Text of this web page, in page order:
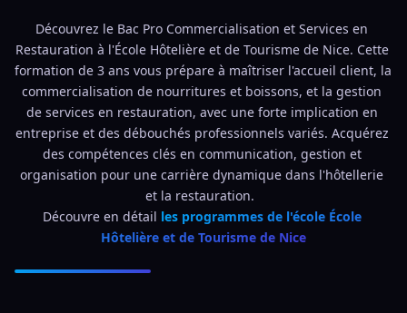
Découvrez le Bac Pro Commercialisation et Services en
Restauration à l'École Hôtelière et de Tourisme de Nice. Cette
formation de 3 ans vous prépare à maîtriser l'accueil client, la
commercialisation de nourritures et boissons, et la gestion
de services en restauration, avec une forte implication en
entreprise et des débouchés professionnels variés. Acquérez
des compétences clés en communication, gestion et
organisation pour une carrière dynamique dans l'hôtellerie
et la restauration.
Découvre en détail les programmes de l'école École
Hôtelière et de Tourisme de Nice